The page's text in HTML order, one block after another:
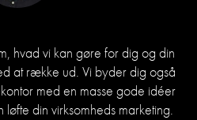
hvad vi kan gøre for dig og din
at række ud. Vi byder dig også
med en masse gode idéer
løfte din virksomheds marketing.